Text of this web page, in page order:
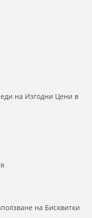
на Бисквитки
на Изгодни Цени в